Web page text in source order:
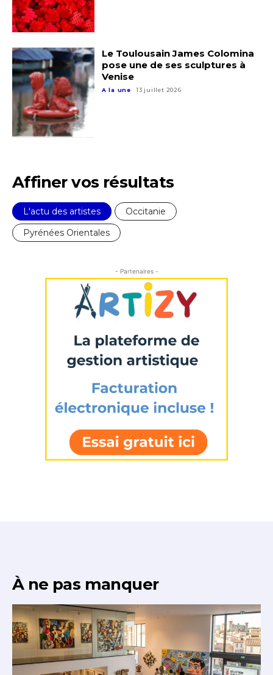
Le Toulousain James Colomina
pose une de ses sculptures à
Venise
A la une 13 juillet 2026
Affiner vos résultats
L'actu des artistes
Occitanie
Pyrénées Orientales
- Partenaires -
À ne pas manquer